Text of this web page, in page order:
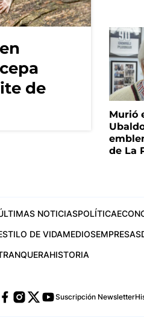
de
Murió
de La
NOTICIASPOLÍTICA
DE VIDAMEDIOSEMPRESAS
HISTORIA
Suscripción Newsletter